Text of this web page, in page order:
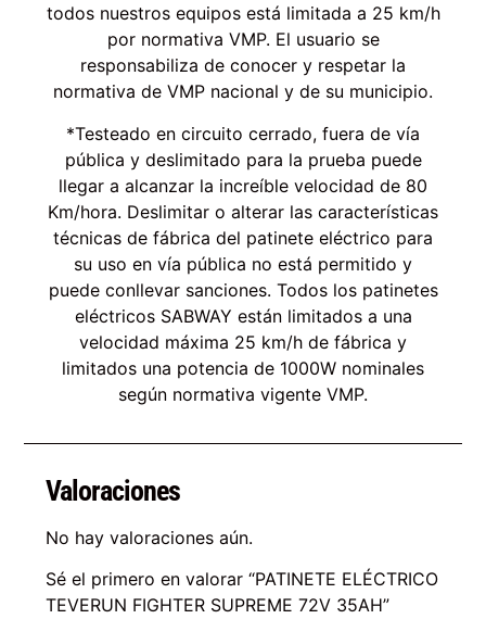
todos nuestros equipos está limitada a 25 km/h
por normativa VMP. El usuario se
responsabiliza de conocer y respetar la
normativa de VMP nacional y de su municipio.
*Testeado en circuito cerrado, fuera de vía
pública y deslimitado para la prueba puede
llegar a alcanzar la increíble velocidad de 80
Km/hora. Deslimitar o alterar las características
técnicas de fábrica del patinete eléctrico para
su uso en vía pública no está permitido y
puede conllevar sanciones. Todos los patinetes
eléctricos SABWAY están limitados a una
velocidad máxima 25 km/h de fábrica y
limitados una potencia de 1000W nominales
según normativa vigente VMP.
Valoraciones
No hay valoraciones aún.
Sé el primero en valorar “PATINETE ELÉCTRICO
TEVERUN FIGHTER SUPREME 72V 35AH”